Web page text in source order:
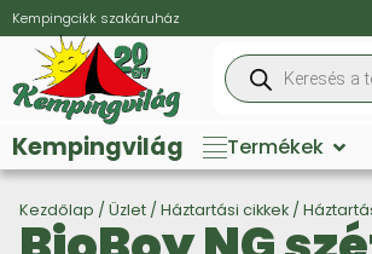
Kempingcikk szakáruház
Kempingvilág Termékek
Kezdőlap / Üzlet / Háztartási cikkek /